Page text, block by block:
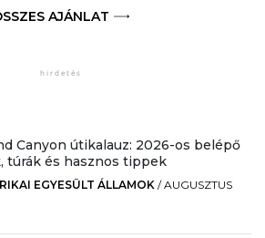
AJÁNLAT
Canyon útikalauz: 2026-os belépő
túrák és hasznos tippek
EGYESÜLT ÁLLAMOK /AUGUSZTUS